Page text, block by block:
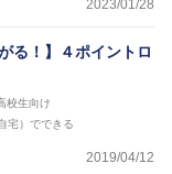
2023/01/28
る！】４ポイントロ
校生向け
宅）でできる
2019/04/12